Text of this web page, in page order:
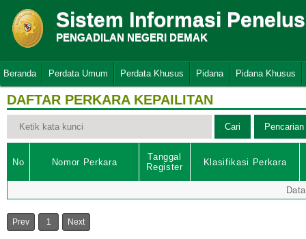
Sistem Informasi
PENGADILAN NEGERI DEMAK
Beranda Perdata Umum Perdata Khusus Pidana Pidana Khusus
DAFTAR PERKARA KEPAILITAN
No Nomor Perkara
Tanggal
Register
Klasifikasi Perkara
Prev 1 Next